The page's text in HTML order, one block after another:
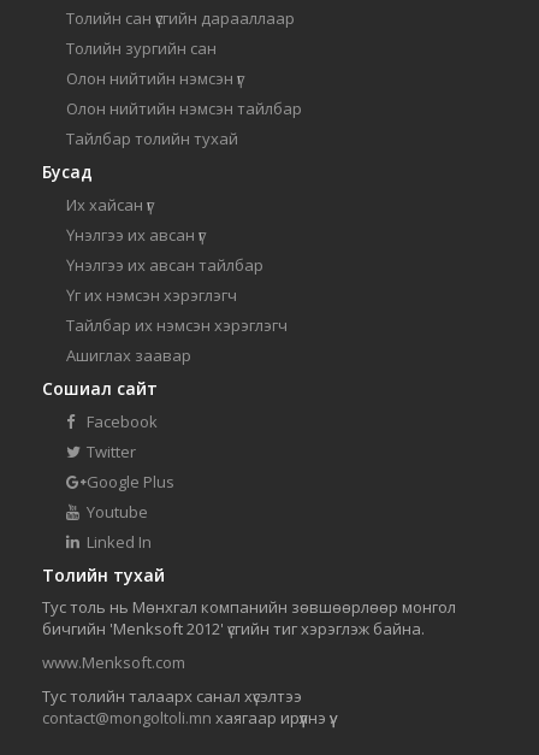
Толийн сан үсгийн дарааллаар
Толийн зургийн сан
Олон нийтийн нэмсэн үг
Олон нийтийн нэмсэн тайлбар
Тайлбар толийн тухай
Бусад
Их хайсан үг
Үнэлгээ их авсан үг
Үнэлгээ их авсан тайлбар
Үг их нэмсэн хэрэглэгч
Тайлбар их нэмсэн хэрэглэгч
Ашиглах заавар
Сошиал сайт
Facebook
Twitter
Google Plus
Youtube
Linked In
Толийн тухай
Тус толь нь Мөнхгал компанийн зөвшөөрлөөр монгол
бичгийн 'Menksoft 2012' үсгийн тиг хэрэглэж байна.
www.Menksoft.com
Тус толийн талаарх санал хүсэлтээ
contact@mongoltoli.mn хаягаар ирүүлнэ үү.